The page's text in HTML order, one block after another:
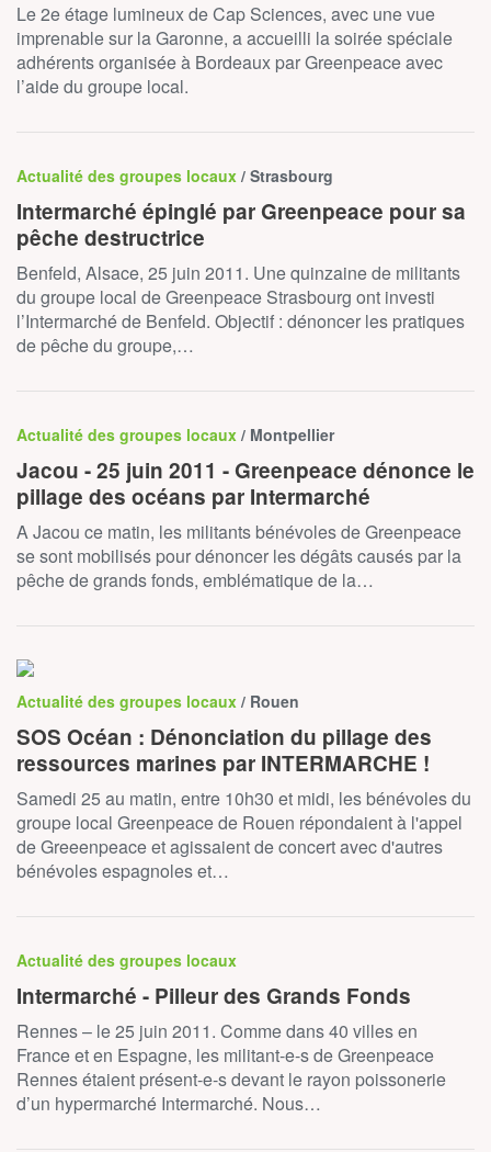
Le 2e étage lumineux de Cap Sciences, avec une vue
imprenable sur la Garonne, a accueilli la soirée spéciale
adhérents organisée à Bordeaux par Greenpeace avec
l’aide du groupe local.
Actualité des groupes locaux / Strasbourg
Intermarché épinglé par Greenpeace pour sa
pêche destructrice
Benfeld, Alsace, 25 juin 2011. Une quinzaine de militants
du groupe local de Greenpeace Strasbourg ont investi
l’Intermarché de Benfeld. Objectif : dénoncer les pratiques
de pêche du groupe,…
Actualité des groupes locaux / Montpellier
Jacou - 25 juin 2011 - Greenpeace dénonce le
pillage des océans par Intermarché
A Jacou ce matin, les militants bénévoles de Greenpeace
se sont mobilisés pour dénoncer les dégâts causés par la
pêche de grands fonds, emblématique de la…
Actualité des groupes locaux / Rouen
SOS Océan : Dénonciation du pillage des
ressources marines par INTERMARCHE !
Samedi 25 au matin, entre 10h30 et midi, les bénévoles du
groupe local Greenpeace de Rouen répondaient à l'appel
de Greeenpeace et agissaient de concert avec d'autres
bénévoles espagnoles et…
Actualité des groupes locaux
Intermarché - Pilleur des Grands Fonds
Rennes – le 25 juin 2011. Comme dans 40 villes en
France et en Espagne, les militant-e-s de Greenpeace
Rennes étaient présent-e-s devant le rayon poissonerie
d’un hypermarché Intermarché. Nous…